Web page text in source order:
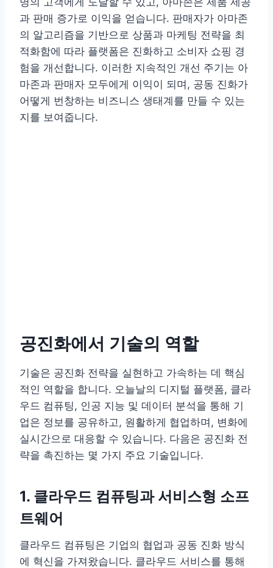
과 판매 증가로 이익을 얻습니다. 판매자가 아마존
의 알고리즘을 기반으로 상품과 마케팅 전략을 최
적화함에 따라 플랫폼은 진화하고 소비자 쇼핑 경
험을 개선합니다. 이러한 지속적인 개선 주기는 아
마존과 판매자 모두에게 이익이 되며, 공동 진화가
어떻게 번창하는 비즈니스 생태계를 만들 수 있는
지를 보여줍니다.
공진화에서 기술의 역할
기술은 공진화 전략을 실현하고 가속하는 데 핵심
적인 역할을 합니다. 오늘날의 디지털 플랫폼, 클라
우드 컴퓨팅, 인공 지능 및 데이터 분석을 통해 기
업은 정보를 공유하고, 원활하게 협업하며, 변화에
실시간으로 대응할 수 있습니다. 다음은 공진화 전
략을 촉진하는 몇 가지 주요 기술입니다.
1. 클라우드 컴퓨팅과 서비스형 소프
트웨어
클라우드 컴퓨팅은 기업의 협업과 공동 진화 방식
에 혁신을 가져왔습니다. 클라우드 서비스를 통해